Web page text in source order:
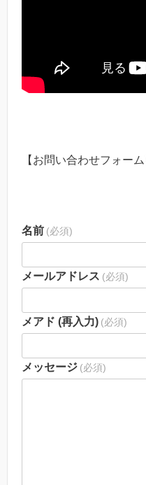
【お問い合わせフォーム
名前 (必須)
メールアドレス (必須)
メアド (再入力) (必須)
メッセージ (必須)